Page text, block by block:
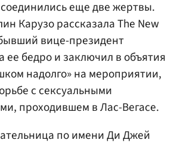
еще две жертвы.
Карузо рассказала The New
вице-президент
ее бедро и заключил в объятия
надолго» на мероприятии,
с сексуальными
проходившем в Лас-Вегасе.
по имени Ди Джей